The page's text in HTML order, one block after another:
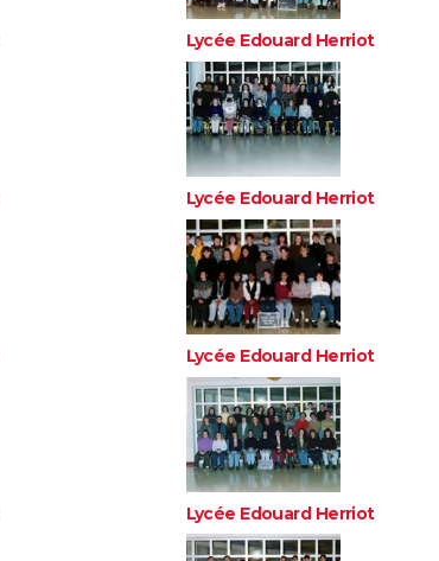
Lycée Edouard Herriot
Lycée Edouard Herriot
Lycée Edouard Herriot
Lycée Edouard Herriot